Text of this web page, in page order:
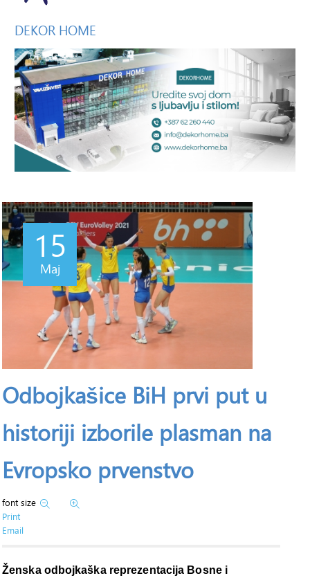
DEKOR HOME
15
Maj
Odbojkašice BiH prvi put u
historiji izborile plasman na
Evropsko prvenstvo
font size
Print
Email
Ženska odbojkaška reprezentacija Bosne i